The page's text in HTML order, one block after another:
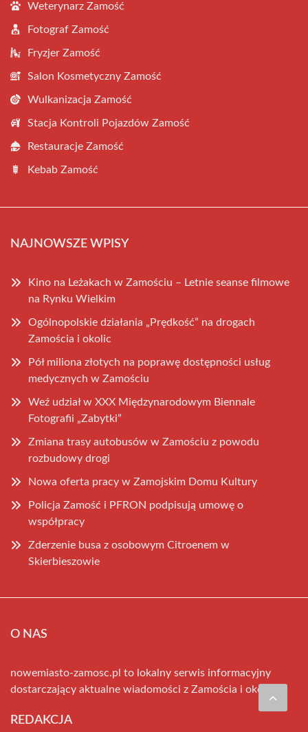
Weterynarz Zamość
Fotograf Zamość
Fryzjer Zamość
Salon Kosmetyczny Zamość
Wulkanizacja Zamość
Stacja Kontroli Pojazdów Zamość
Restauracje Zamość
Kebab Zamość
NAJNOWSZE WPISY
Kino na Leżakach w Zamościu – Letnie seanse filmowe
na Rynku Wielkim
Ogólnopolskie działania „Prędkość” na drogach
Zamościa i okolic
Pół miliona złotych na poprawę dostępności usług
medycznych w Zamościu
Weź udział w XXX Międzynarodowym Biennale
Fotografii „Zabytki”
Zmiana trasy autobusów w Zamościu z powodu
rozbudowy drogi
Nowa oferta pracy w Zamojskim Domu Kultury
Policja Zamość i PFRON podpisują umowę o
współpracy
Zderzenie busa z osobowym Citroenem w
Skierbieszowie
O NAS
nowemiasto-zamosc.pl to lokalny serwis informacyjny
dostarczający aktualne wiadomości z Zamościa i okolic.
REDAKCJA